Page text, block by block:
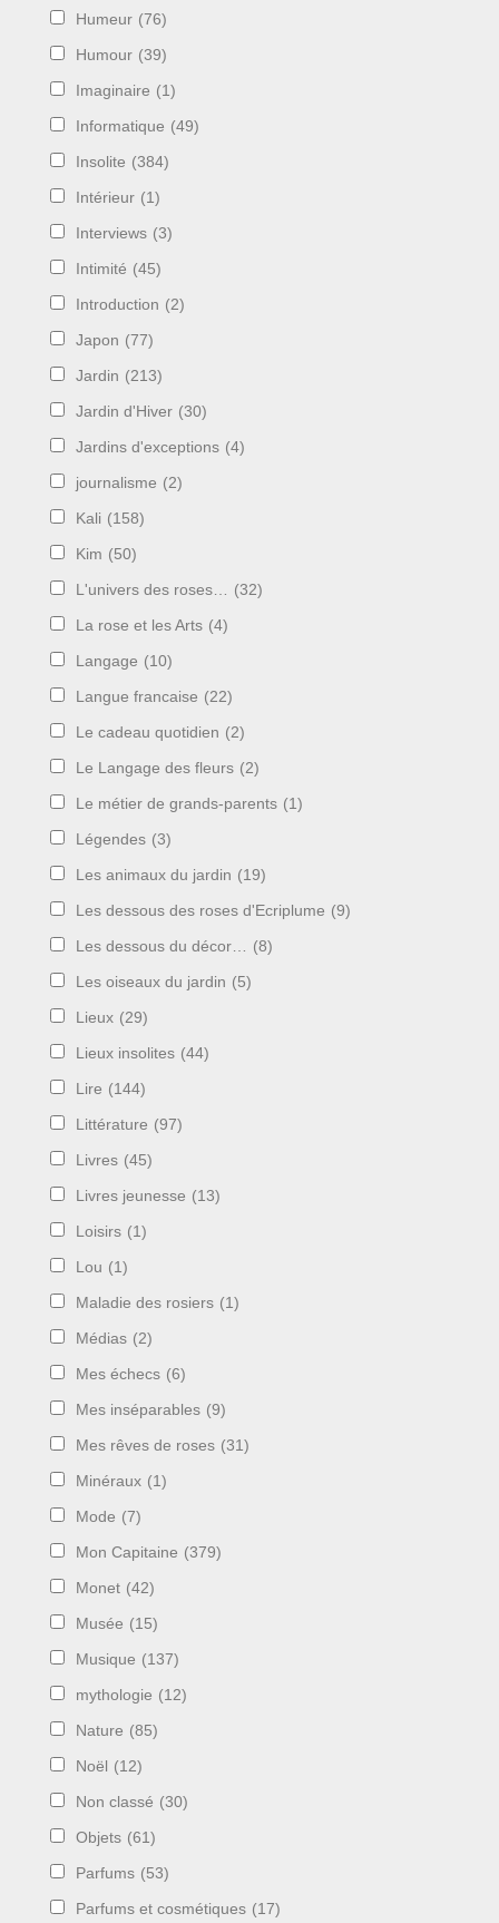
Humeur (76)
Humour (39)
Imaginaire (1)
Informatique (49)
Insolite (384)
Intérieur (1)
Interviews (3)
Intimité (45)
Introduction (2)
Japon (77)
Jardin (213)
Jardin d'Hiver (30)
Jardins d'exceptions (4)
journalisme (2)
Kali (158)
Kim (50)
L'univers des roses… (32)
La rose et les Arts (4)
Langage (10)
Langue francaise (22)
Le cadeau quotidien (2)
Le Langage des fleurs (2)
Le métier de grands-parents (1)
Légendes (3)
Les animaux du jardin (19)
Les dessous des roses d'Ecriplume (9)
Les dessous du décor… (8)
Les oiseaux du jardin (5)
Lieux (29)
Lieux insolites (44)
Lire (144)
Littérature (97)
Livres (45)
Livres jeunesse (13)
Loisirs (1)
Lou (1)
Maladie des rosiers (1)
Médias (2)
Mes échecs (6)
Mes inséparables (9)
Mes rêves de roses (31)
Minéraux (1)
Mode (7)
Mon Capitaine (379)
Monet (42)
Musée (15)
Musique (137)
mythologie (12)
Nature (85)
Noël (12)
Non classé (30)
Objets (61)
Parfums (53)
Parfums et cosmétiques (17)